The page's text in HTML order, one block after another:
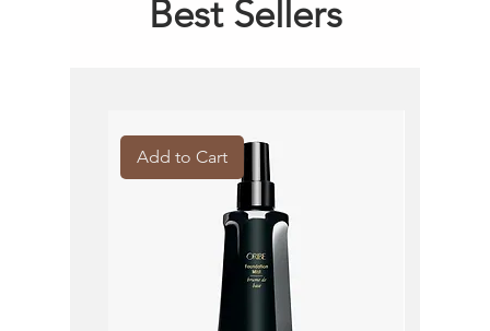
Best Sellers
Add to Cart